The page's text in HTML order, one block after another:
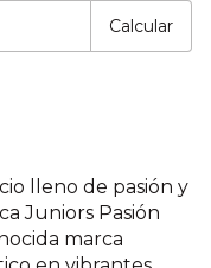
Calcular
lleno de pasión y
Juniors Pasión
marca